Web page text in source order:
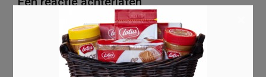
Je e-mailadres zal niet getoond worden.
Vereiste velden zijn gemarkeerd met*